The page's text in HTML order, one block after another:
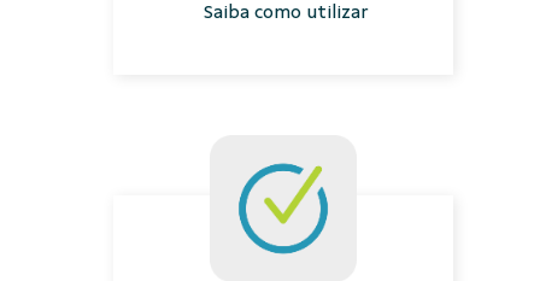
Saiba como utilizar